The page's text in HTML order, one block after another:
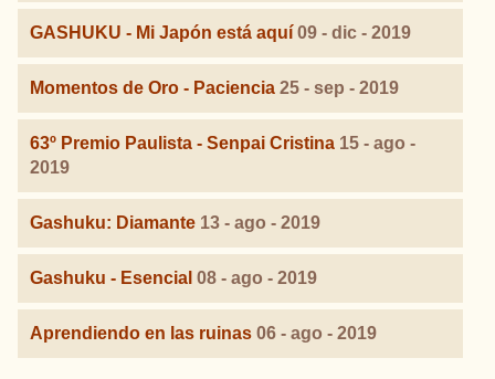
GASHUKU - Mi Japón está aquí 09 - dic - 2019
Momentos de Oro - Paciencia 25 - sep - 2019
63º Premio Paulista - Senpai Cristina 15 - ago -
2019
Gashuku: Diamante 13 - ago - 2019
Gashuku - Esencial 08 - ago - 2019
Aprendiendo en las ruinas 06 - ago - 2019